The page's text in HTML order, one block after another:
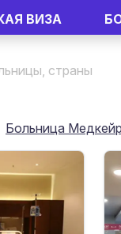
ВИЗА
Больница